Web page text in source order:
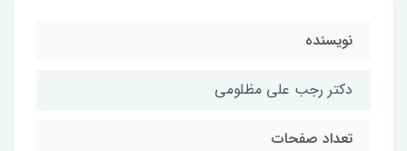
نويسنده
دكتر رجب علي مظلومي
تعداد صفحات